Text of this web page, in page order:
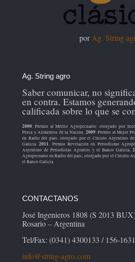
porAg. String
Ag. String agro
Saber comunicar, no
en contra. Estamos
calificada sobre lo que se
2000. Premio al Mérito Agropecuario; otorgado por
Pesca y Alimentos de la Nación. 2009. Premio al Mejor
en Radio del país; otorgado por el Círculo Argentino
Galicia.2011. Premio Revelación en Periodismo
Argentino de Periodistas Agrarios y el Banco Galicia.
Agropecuario en Radio del país; otorgado por el Círculo
el Banco Galicia.
CONTACTANOS
José Ingenieros 1808 (S 2013
Rosario – Argentina
Tel/Fax: (0341) 4300133 / 156-
info@string-agro.com